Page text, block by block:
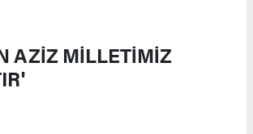
AZİZ MİLLETİMİZ